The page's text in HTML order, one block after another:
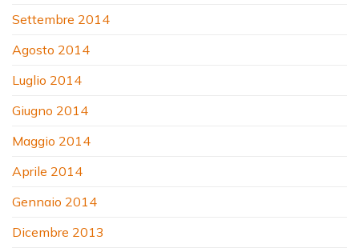
Settembre 2014
Agosto 2014
Luglio 2014
Giugno 2014
Maggio 2014
Aprile 2014
Gennaio 2014
Dicembre 2013